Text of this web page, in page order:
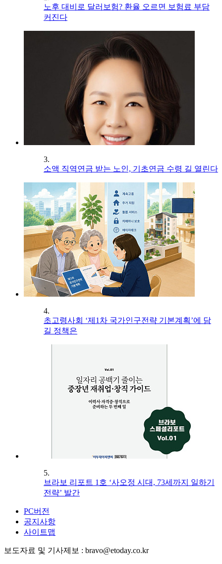
노후 대비로 달러보험? 환율 오르면 보험료 부담
커진다
3.
소액 직역연금 받는 노인, 기초연금 수령 길 열린다
4.
초고령사회 ‘제1차 국가인구전략 기본계획’에 담
길 정책은
5.
브라보 리포트 1호 ‘사오정 시대, 73세까지 일하기
전략’ 발간
PC버전
공지사항
사이트맵
보도자료 및 기사제보 : bravo@etoday.co.kr